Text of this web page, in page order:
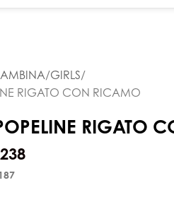
GIRLS
RIGATO CON RICAMO
RIGATO